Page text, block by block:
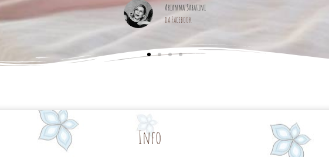
da Facebook
Info